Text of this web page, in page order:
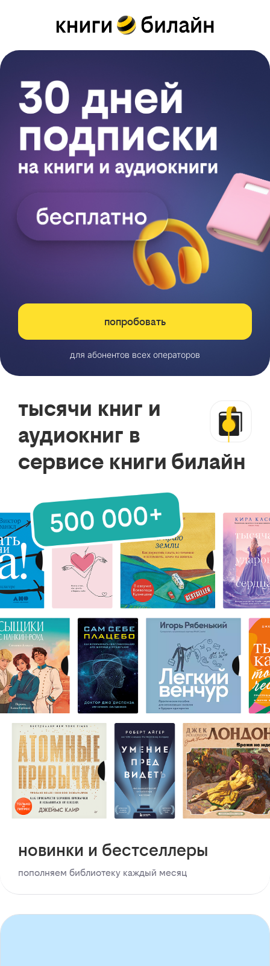
попробовать
для абонентов всех операторов
тысячи книг и
аудиокниг в
сервисе книги билайн
новинки и бестселлеры
пополняем библиотеку каждый месяц